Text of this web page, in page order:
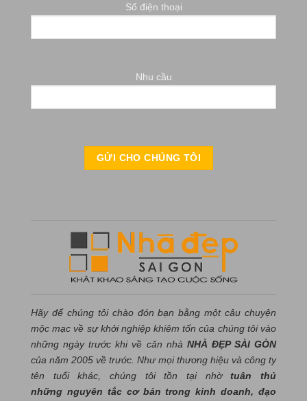
Số điện thoại
Nhu cầu
Hãy để chúng tôi chào đón bạn bằng một câu chuyện
mộc mạc về sự khởi nghiệp khiêm tốn của chúng tôi vào
những ngày trước khi về căn nhà NHÀ ĐẸP SÀI GÒN
của năm 2005 về trước. Như mọi thương hiệu và công ty
tên tuổi khác, chúng tôi tồn tại nhờtuân thủ
những nguyên tắc cơ bản trong kinh doanh, đạo